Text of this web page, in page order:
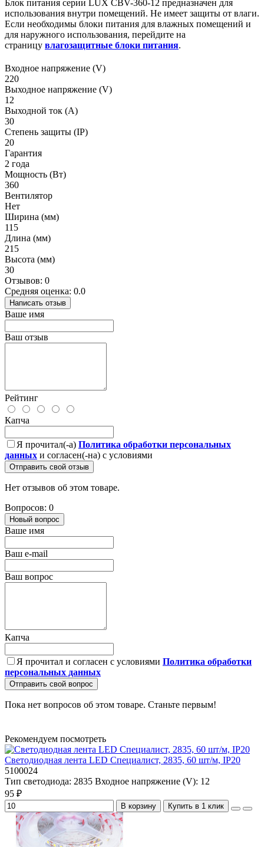
Блок питания серии LUX CBV-360-12 предназначен для
использования внутри помещений. Не имеет защиты от влаги.
Если необходимы блоки питания для влажных помещений и
для наружного использования, перейдите на
страницу влагозащитные блоки питания.
Входное напряжение (V)
220
Выходное напряжение (V)
12
Выходной ток (А)
30
Степень защиты (IP)
20
Гарантия
2 года
Мощность (Вт)
360
Вентилятор
Нет
Ширина (мм)
115
Длина (мм)
215
Высота (мм)
30
Отзывов: 0
Средняя оценка: 0.0
Написать отзыв
Ваше имя
Ваш отзыв
Рейтинг
Капча
Я прочитал(-а) Политика обработки персональных
данных и согласен(-на) с условиями
Отправить свой отзыв
Нет отзывов об этом товаре.
Вопросов: 0
Новый вопрос
Ваше имя
Ваш e-mail
Ваш вопрос
Капча
Я прочитал и согласен с условиями Политика обработки
персональных данных
Отправить свой вопрос
Пока нет вопросов об этом товаре. Станьте первым!
Рекомендуем посмотреть
Светодиодная лента LED Специалист, 2835, 60 шт/м, IP20
5100024
Тип светодиода: 2835 Входное напряжение (V): 12
95 ₽
В корзину Купить в 1 клик